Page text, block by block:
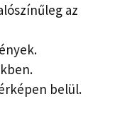
az
belül.